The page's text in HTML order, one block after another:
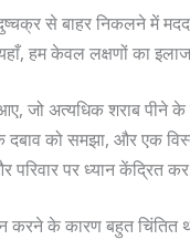
दुष्चक्र से बाहर निकलने
हम केवल लक्षणों का
जो अत्यधिक शराब
समझा, और एक विस्तृत
पर ध्यान केंद्रित
करने के कारण बहुत